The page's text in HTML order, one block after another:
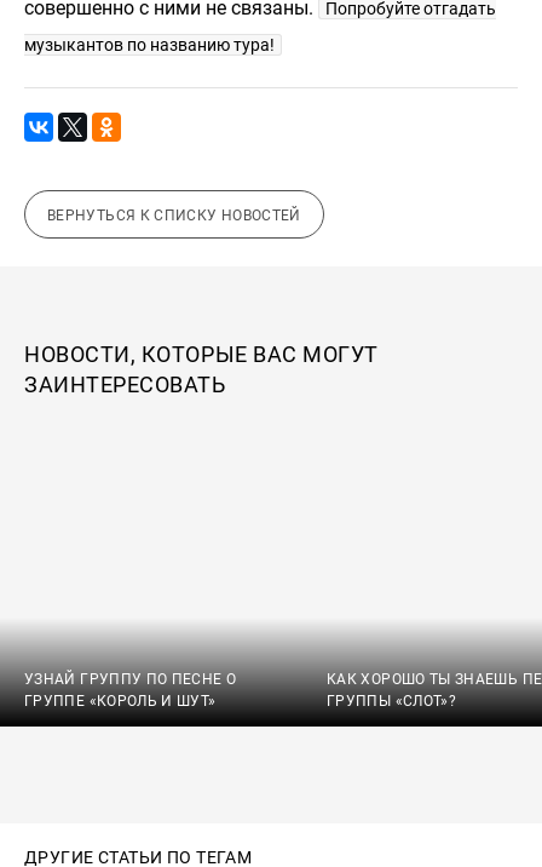
совершенно с ними не связаны.
Попробуйте отгадать
музыкантов по названию тура!
ВЕРНУТЬСЯ К СПИСКУ НОВОСТЕЙ
НОВОСТИ, КОТОРЫЕ ВАС МОГУТ
ЗАИНТЕРЕСОВАТЬ
УЗНАЙ ГРУППУ ПО ПЕСНЕ О
ГРУППЕ «КОРОЛЬ И ШУТ»
КАК ХОРОШО ТЫ ЗНАЕШЬ
ГРУППЫ «СЛОТ»?
ДРУГИЕ СТАТЬИ ПО ТЕГАМ